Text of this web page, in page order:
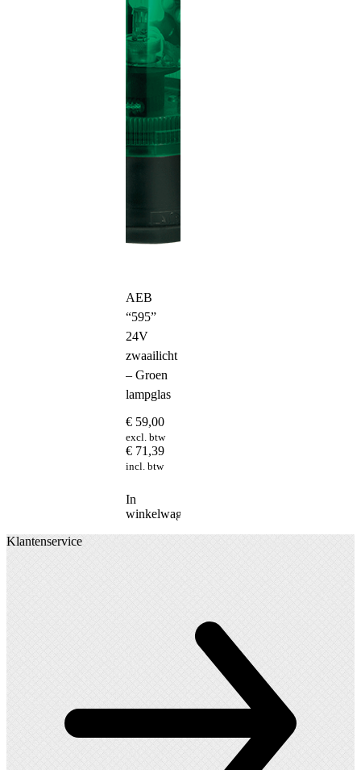
AEB
“595”
24V
zwaailicht
– Groen
lampglas
€ 59,00
excl. btw
€ 71,39
incl. btw
In
winkelwagen
Klantenservice